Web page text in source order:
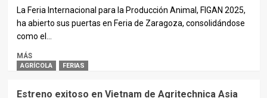
La Feria Internacional para la Producción Animal, FIGAN 2025,
ha abierto sus puertas en Feria de Zaragoza, consolidándose
como el...
MÁS
AGRÍCOLA FERIAS
Estreno exitoso en Vietnam de Agritechnica Asia